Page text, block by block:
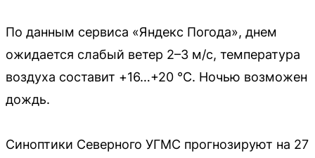
По данным сервиса «Яндекс Погода», днем
ожидается слабый ветер 2–3 м/с, температура
воздуха составит +16…+20 °C. Ночью возможен
дождь.
Синоптики Северного УГМС прогнозируют на 27